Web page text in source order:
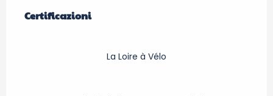
Certificazioni
Certificazioni
La Loire à Vélo